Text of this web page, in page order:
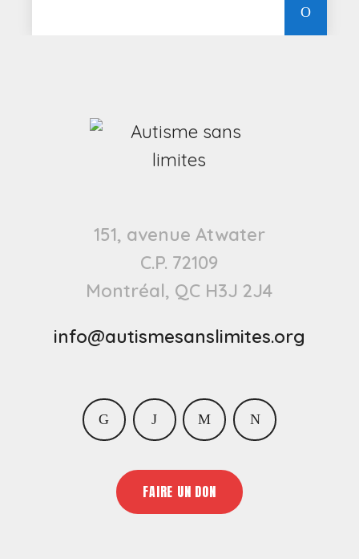
LIRE LA
151, avenue Atwater
C.P. 72109
Montréal, QC H3J 2J4
info@autismesanslimites.org
FacebookTwitter InstagramLinkedIn
FAIRE UN DON